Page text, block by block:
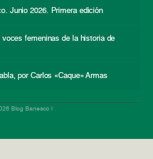
Junio 2026. Primera edición
voces femeninas de la historia de
por Carlos «Caque» Armas
Blog Banesco |